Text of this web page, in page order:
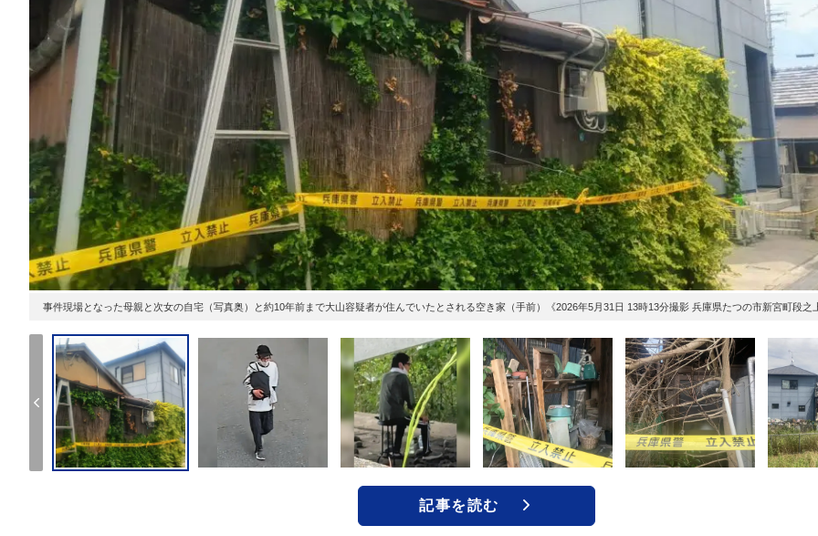
事件現場となった母親と次女の自宅（写真奥）と約10年前まで大山容疑者が住んでいたとされる空き家（手前）《2026年5月31日 13時13分撮影 兵庫県たつの市新宮町段之
記事を読む